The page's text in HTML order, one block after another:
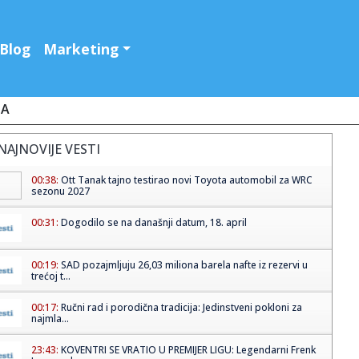
Blog Marketing
VESTI
00:38: Ott Tanak tajno testirao novi Toyota automobil za WRC
sezonu 2027
00:31: Dogodilo se na današnji datum, 18. april
00:19: SAD pozajmljuju 26,03 miliona barela nafte iz rezervi u
trećoj t...
00:17: Ručni rad i porodična tradicija: Jedinstveni pokloni za
najmla...
23:43: KOVENTRI SE VRATIO U PREMIJER LIGU: Legendarni Frenk